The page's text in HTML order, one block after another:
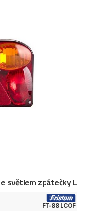
světlem zpátečky L
FT-88 LCOF